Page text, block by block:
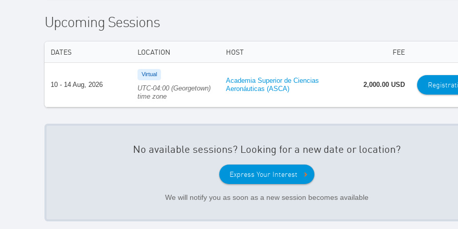
Upcoming Sessions
DATES LOCATION HOST FEE
10 - 14 Aug, 2026
Virtual
UTC-04:00 (Georgetown)
time zone
Academia Superior de Ciencias
Aeronáuticas (ASCA)
2,000.00 USD
No available sessions? Looking for a new date or location?
Express Your Interest
We will notify you as soon as a new session becomes available